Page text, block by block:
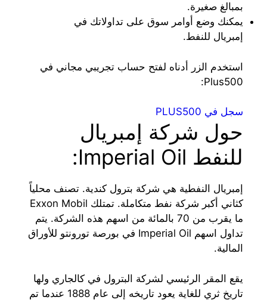
بمبالغ صغيرة.
يمكنك وضع أوامر سوق على تداولاتك في
إمبريال للنفط.
استخدم الزر أدناه لفتح حساب تجريبي مجاني في
Plus500:
سجل في PLUS500
حول شركة إمبريال
للنفط Imperial Oil:
إمبريال النفطية هي شركة بترول كندية. تصنف محلياً
كثاني أكبر شركة نفط متكاملة. تمتلك Exxon Mobil
ما يقرب من 70 بالمائة من اسهم هذه الشركة. يتم
تداول اسهم Imperial Oil في بورصة تورونتو للأوراق
المالية.
يقع المقر الرئيسي لشركة البترول في كالجاري ولها
تاريخ ثري للغاية يعود تاريخه إلى عام 1888 عندما تم